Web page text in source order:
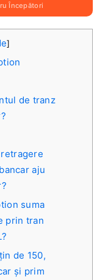
Începători
]
de tranz
aju
suma
prin tran
de 150,
și prim